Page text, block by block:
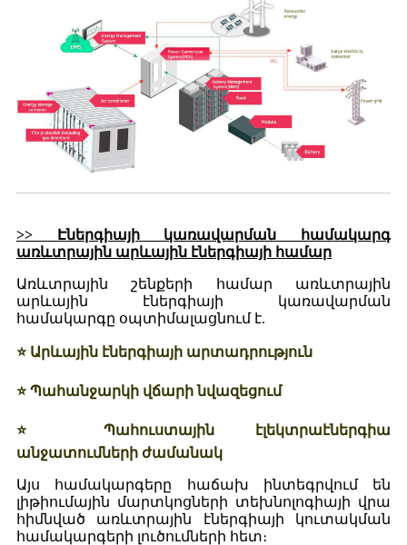
>> Էներգիայի կառավարման համակարգ
առևտրային արևային էներգիայի համար
Առևտրային շենքերի համար առևտրային
արևային էներգիայի կառավարման
համակարգը օպտիմալացնում է.
⭐ Արևային էներգիայի արտադրություն
⭐ Պահանջարկի վճարի նվազեցում
⭐ Պահուստային էլեկտրաէներգիա
անջատումների ժամանակ
Այս համակարգերը հաճախ ինտեգրվում են
լիթիումային մարտկոցների տեխնոլոգիայի վրա
հիմնված առևտրային էներգիայի կուտակման
համակարգերի լուծումների հետ։